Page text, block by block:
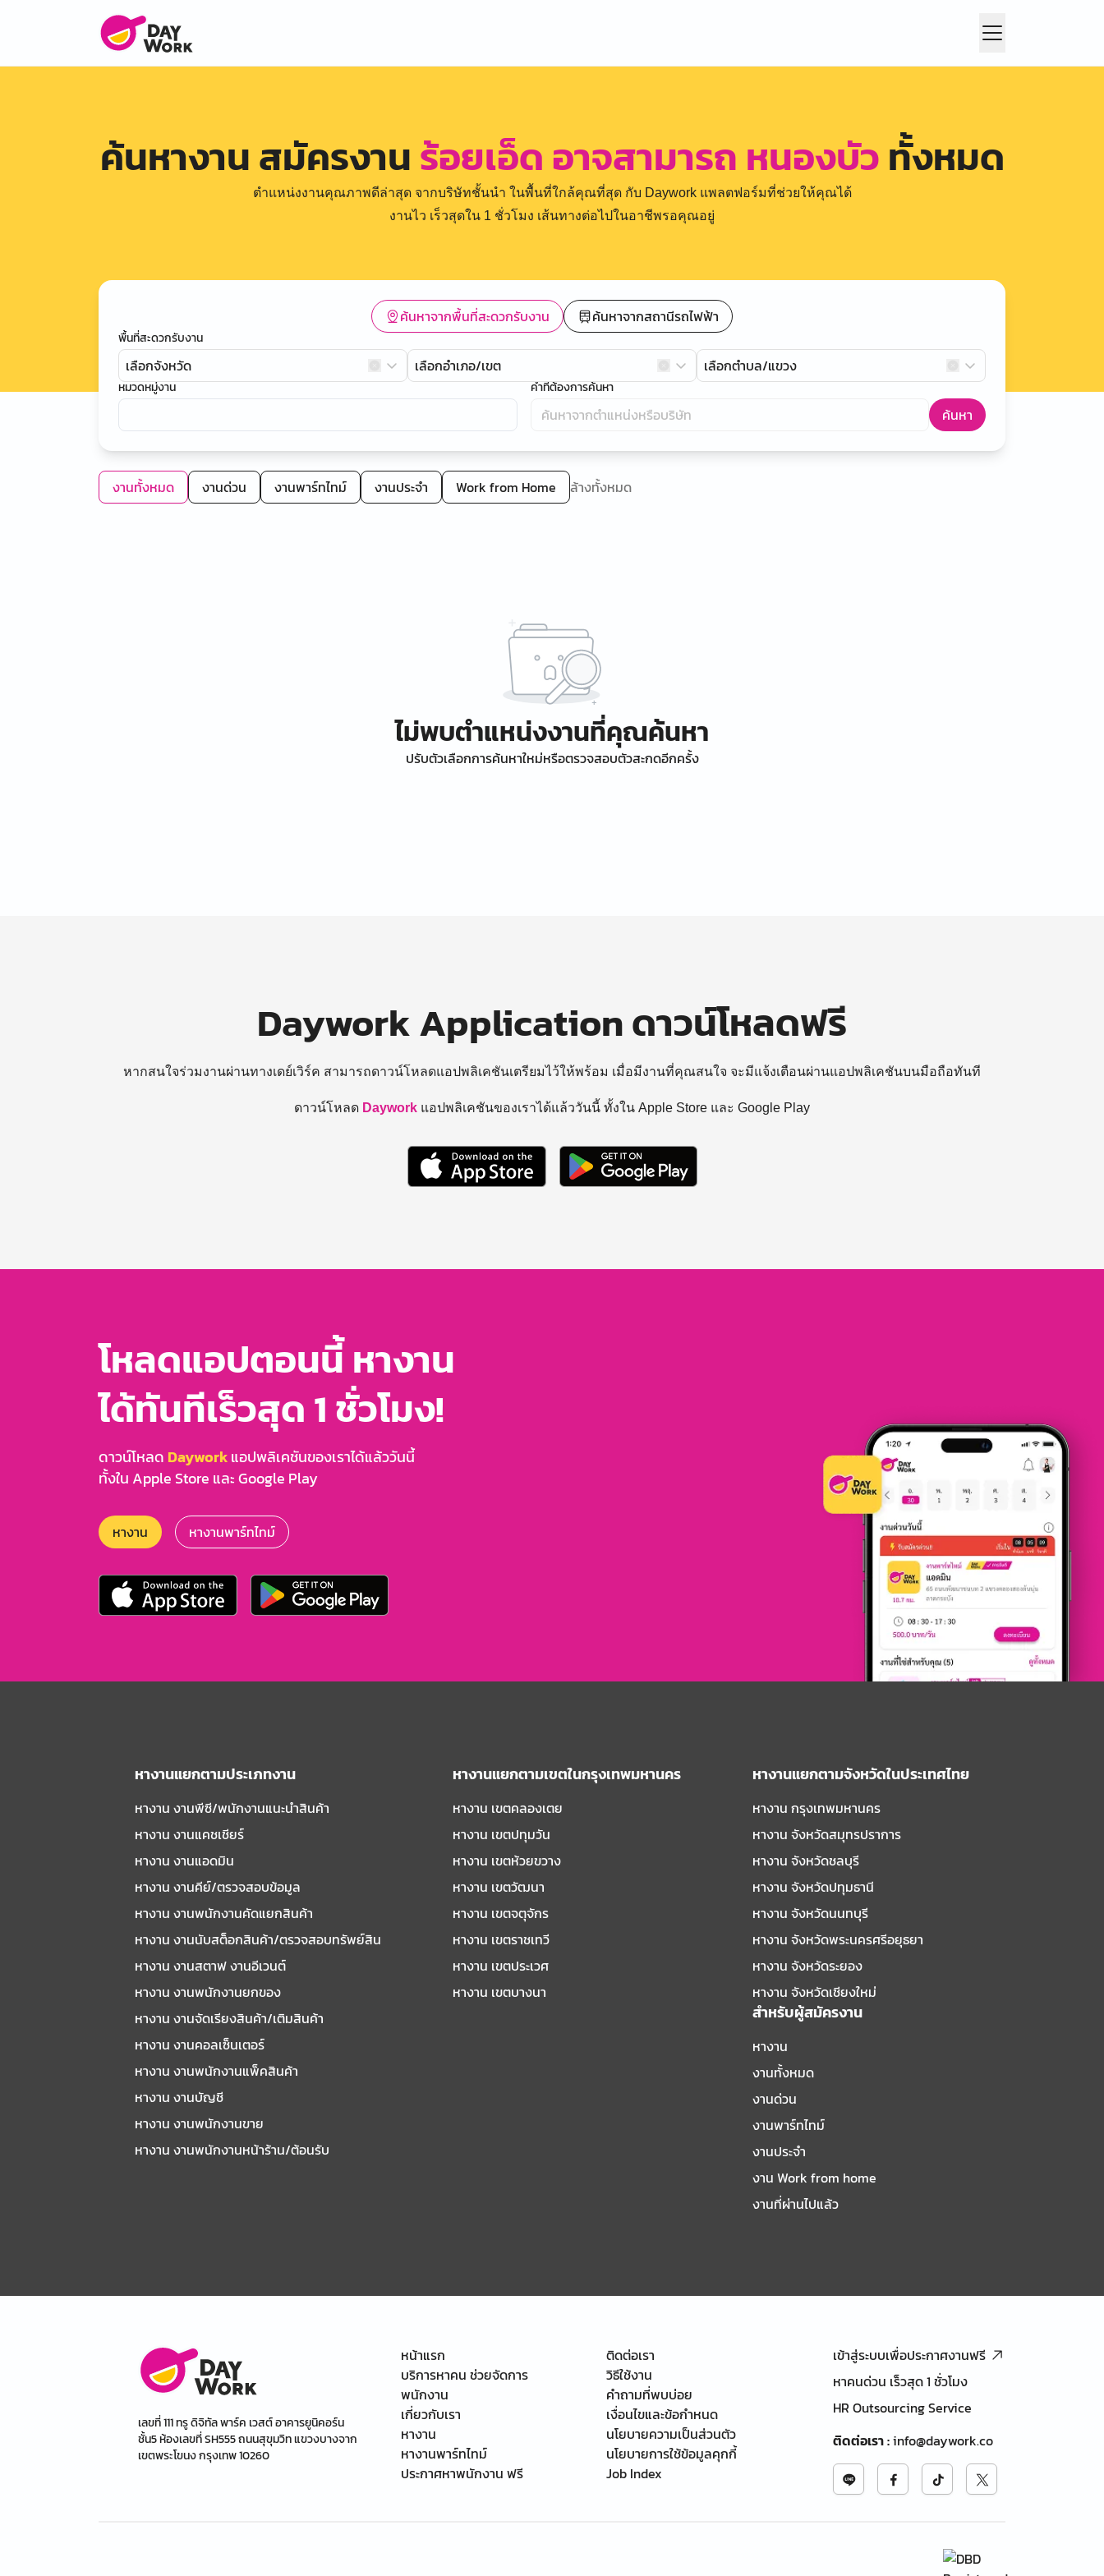
ค้นหางาน สมัครงานร้อยเอ็ด อาจสามารถ หนองบัวทั้งหมด
ตำแหน่งงานคุณภาพดีล่าสุด จากบริษัทชั้นนำ ในพื้นที่ใกล้คุณที่สุด กับ Daywork แพลตฟอร์มที่ช่วยให้คุณได้
งานไว เร็วสุดใน 1 ชั่วโมง เส้นทางต่อไปในอาชีพรอคุณอยู่
ค้นหาจากพื้นที่สะดวกรับงาน ค้นหาจากสถานีรถไฟฟ้า
พื้นที่สะดวกรับงาน
เลือกจังหวัด เลือกอำเภอ/เขต เลือกตำบล/แขวง
หมวดหมู่งาน คำที่ต้องการค้นหา
ค้นหา
งานทั้งหมด งานด่วน งานพาร์ทไทม์ งานประจำ Work from Home ล้างทั้งหมด
ไม่พบตำแหน่งงานที่คุณค้นหา
ปรับตัวเลือกการค้นหาใหม่หรือตรวจสอบตัวสะกดอีกครั้ง
Daywork Application ดาวน์โหลดฟรี
หากสนใจร่วมงานผ่านทางเดย์เวิร์ค สามารถดาวน์โหลดแอปพลิเคชันเตรียมไว้ให้พร้อม เมื่อมีงานที่คุณสนใจ จะมีแจ้งเตือนผ่านแอปพลิเคชันบนมือถือทันที
ดาวน์โหลด Daywork แอปพลิเคชันของเราได้แล้ววันนี้ ทั้งใน Apple Store และ Google Play
โหลดแอปตอนนี้ หางาน
ได้ทันทีเร็วสุด 1 ชั่วโมง!
ดาวน์โหลด Dayworkแอปพลิเคชันของเราได้แล้ววันนี้
ทั้งใน Apple Store และ Google Play
หางาน หางานพาร์ทไทม์
หางานแยกตามประเภทงาน
หางาน งานพีซี/พนักงานแนะนําสินค้า
หางาน งานแคชเชียร์
หางาน งานแอดมิน
หางาน งานคีย์/ตรวจสอบข้อมูล
หางาน งานพนักงานคัดแยกสินค้า
หางาน งานนับสต็อกสินค้า/ตรวจสอบทรัพย์สิน
หางาน งานสตาฟ งานอีเวนต์
หางาน งานพนักงานยกของ
หางาน งานจัดเรียงสินค้า/เติมสินค้า
หางาน งานคอลเซ็นเตอร์
หางาน งานพนักงานแพ็คสินค้า
หางาน งานบัญชี
หางาน งานพนักงานขาย
หางาน งานพนักงานหน้าร้าน/ต้อนรับ
หางานแยกตามเขตในกรุงเทพมหานคร
หางาน เขตคลองเตย
หางาน เขตปทุมวัน
หางาน เขตห้วยขวาง
หางาน เขตวัฒนา
หางาน เขตจตุจักร
หางาน เขตราชเทวี
หางาน เขตประเวศ
หางาน เขตบางนา
หางานแยกตามจังหวัดในประเทศไทย
หางาน กรุงเทพมหานคร
หางาน จังหวัดสมุทรปราการ
หางาน จังหวัดชลบุรี
หางาน จังหวัดปทุมธานี
หางาน จังหวัดนนทบุรี
หางาน จังหวัดพระนครศรีอยุธยา
หางาน จังหวัดระยอง
หางาน จังหวัดเชียงใหม่
สำหรับผู้สมัครงาน
หางาน
งานทั้งหมด
งานด่วน
งานพาร์ทไทม์
งานประจำ
งาน Work from home
งานที่ผ่านไปแล้ว
เลขที่ 111 ทรู ดิจิทัล พาร์ค เวสต์ อาคารยูนิคอร์น
ชั้น5 ห้องเลขที่ SH555 ถนนสุขุมวิท แขวงบางจาก
เขตพระโขนง กรุงเทพ 10260
หน้าแรก
บริการหาคน ช่วยจัดการ
พนักงาน
เกี่ยวกับเรา
หางาน
หางานพาร์ทไทม์
ประกาศหาพนักงาน ฟรี
ติดต่อเรา
วิธีใช้งาน
คำถามที่พบบ่อย
เงื่อนไขและข้อกำหนด
นโยบายความเป็นส่วนตัว
นโยบายการใช้ข้อมูลคุกกี้
Job Index
เข้าสู่ระบบเพื่อประกาศงานฟรี
หาคนด่วน เร็วสุด 1 ชั่วโมง
HR Outsourcing Service
ติดต่อเรา:info@daywork.co